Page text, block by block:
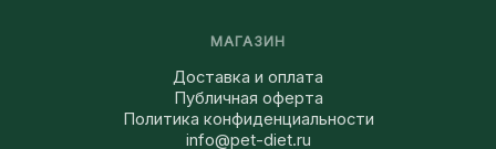
МАГАЗИН
Доставка и оплата
Публичная оферта
Политика конфиденциальности
info@pet-diet.ru